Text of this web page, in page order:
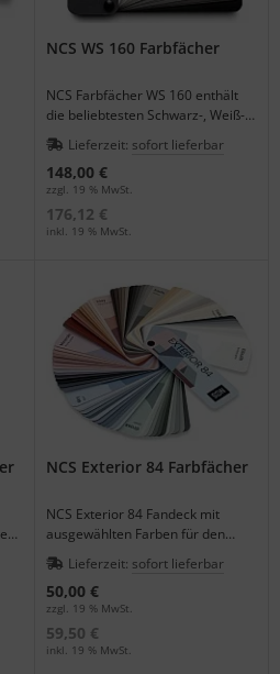
NCS WS 160 Farbfächer
NCS Farbfächer WS 160 enthält
die beliebtesten Schwarz-, Weiß-
und Grautöne in 6 Gruppen.
Lieferzeit: sofort lieferbar
148,00 €
zzgl. 19 % MwSt.
176,12 €
inkl. 19 % MwSt.
NCS Exterior 84 Farbfächer
NCS Exterior 84 Fandeck mit
ausgewählten Farben für den
Außenbereich.
Lieferzeit: sofort lieferbar
50,00 €
zzgl. 19 % MwSt.
59,50 €
inkl. 19 % MwSt.